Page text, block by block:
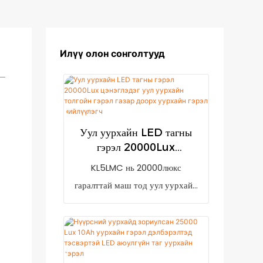
Илүү олон сонголтууд
Уул уурхайн LED тагны
гэрэл 20000Lux
цэнэглэдэг уул уурхайн
уурхайн гэрэл нийлүүлэгч
KL5LMC нь 20000люкс
гаралттай маш тод уул уурхайн
үед хэрэглэгч цэнэглэхийг
сануулах бага чадлын заалттай.
Энэ нь 7800mAh цэнэглэдэг